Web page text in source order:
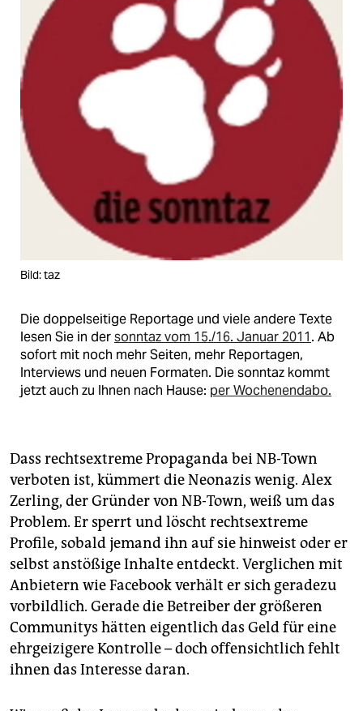
Bild: taz
Die doppelseitige Reportage und viele andere Texte
lesen Sie in dersonntaz vom 15./16. Januar 2011. Ab
sofort mit noch mehr Seiten, mehr Reportagen,
Interviews und neuen Formaten. Die sonntaz kommt
jetzt auch zu Ihnen nach Hause: per Wochenendabo.
Dass rechtsextreme Propaganda bei NB-Town
verboten ist, kümmert die Neonazis wenig. Alex
Zerling, der Gründer von NB-Town, weiß um das
Problem. Er sperrt und löscht rechtsextreme
Profile, sobald jemand ihn auf sie hinweist oder er
selbst anstößige Inhalte entdeckt. Verglichen mit
Anbietern wie Facebook verhält er sich geradezu
vorbildlich. Gerade die Betreiber der größeren
Communitys hätten eigentlich das Geld für eine
ehrgeizigere Kontrolle – doch offensichtlich fehlt
ihnen das Interesse daran.